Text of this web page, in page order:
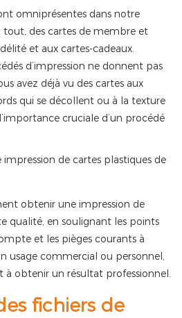
omniprésentes dans notre
tout, des cartes de membre et
et aux cartes-cadeaux.
d’impression ne donnent pas
avez déjà vu des cartes aux
qui se décollent ou à la texture
cruciale d’un procédé
obtenir une impression de
qualité, en soulignant les points
et les pièges courants à
usage commercial ou personnel,
à obtenir un résultat professionnel.
fichiers de